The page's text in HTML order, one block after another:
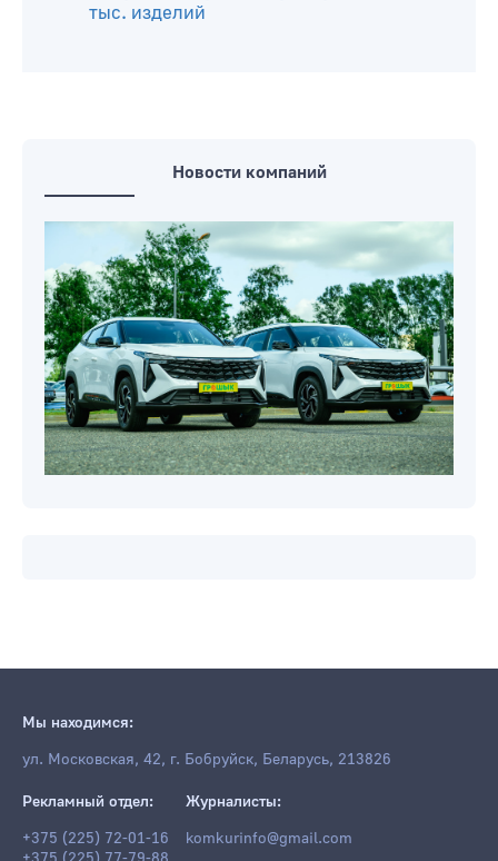
С какой зарплатой и другими
тыс. изделий
Новости компаний